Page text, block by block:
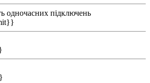
одночасних підключень